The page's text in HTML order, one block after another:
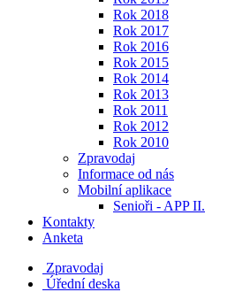
Rok 2018
Rok 2017
Rok 2016
Rok 2015
Rok 2014
Rok 2013
Rok 2011
Rok 2012
Rok 2010
Zpravodaj
Informace od nás
Mobilní aplikace
Senioři - APP II.
Kontakty
Anketa
Zpravodaj
Úřední deska